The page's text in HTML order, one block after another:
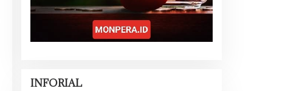
INFORIAL